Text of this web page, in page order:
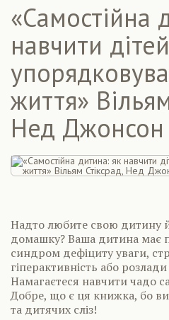
«Самостійна
навчити дітей
життя»
Нед Джонсон
Надто любите свою дитину й
домашку? Ваша дитина має
синдром дефіциту уваги,
гіперактивність або
Намагаєтеся навчити чадо
Добре, що є ця книжка, бо
та дитячих сліз!